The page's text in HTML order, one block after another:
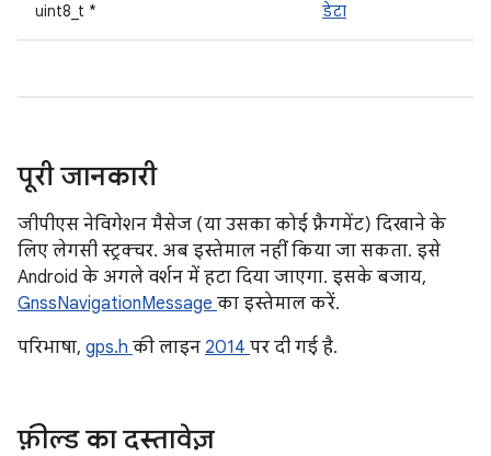
uint8_t * डेटा
पूरी जानकारी
जीपीएस नेविगेशन मैसेज (या उसका कोई फ़्रैगमेंट) दिखाने के
लिए लेगसी स्ट्रक्चर. अब इस्तेमाल नहीं किया जा सकता. इसे
Android के अगले वर्शन में हटा दिया जाएगा. इसके बजाय,
GnssNavigationMessage का इस्तेमाल करें.
परिभाषा, gps.h की लाइन 2014 पर दी गई है.
फ़ील्ड का दस्तावेज़